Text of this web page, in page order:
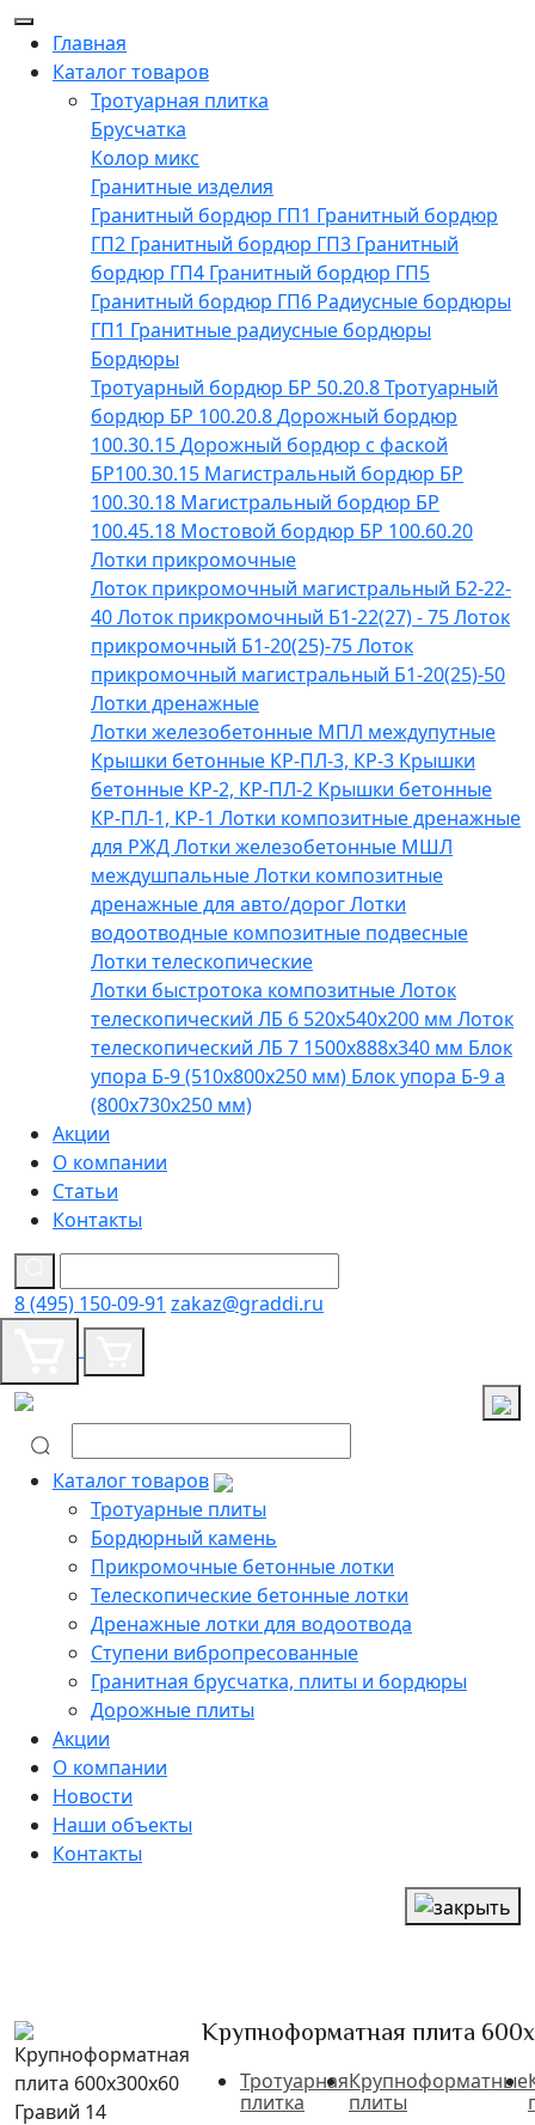
Главная
Каталог товаров
Тротуарная плитка
Брусчатка
Колор микс
Гранитные изделия
Гранитный бордюр ГП1 Гранитный бордюр
ГП2 Гранитный бордюр ГП3 Гранитный
бордюр ГП4 Гранитный бордюр ГП5
Гранитный бордюр ГП6 Радиусные бордюры
ГП1 Гранитные радиусные бордюры
Бордюры
Тротуарный бордюр БР 50.20.8Тротуарный
бордюр БР 100.20.8Дорожный бордюр
100.30.15Дорожный бордюр с фаской
БР100.30.15 Магистральный бордюр БР
100.30.18 Магистральный бордюр БР
100.45.18 Мостовой бордюр БР 100.60.20
Лотки прикромочные
Лоток прикромочный магистральный Б2-22-
40Лоток прикромочный Б1-22(27) - 75Лоток
прикромочный Б1-20(25)-75Лоток
прикромочный магистральный Б1-20(25)-50
Лотки дренажные
Лотки железобетонные МПЛ междупутные
Крышки бетонные КР-ПЛ-3, КР-3 Крышки
бетонные КР-2, КР-ПЛ-2 Крышки бетонные
КР-ПЛ-1, КР-1 Лотки композитные дренажные
для РЖДЛотки железобетонные МШЛ
междушпальныеЛотки композитные
дренажные для авто/дорогЛотки
водоотводные композитные подвесные
Лотки телескопические
Лотки быстротока композитныеЛоток
телескопический ЛБ 6 520х540х200 мм Лоток
телескопический ЛБ 7 1500х888х340 мм Блок
упора Б-9 (510х800х250 мм) Блок упора Б-9 а
(800х730х250 мм)
Акции
О компании
Статьи
Контакты
8 (495) 150-09-91 zakaz@graddi.ru
Каталог товаров
Тротуарные плиты
Бордюрный камень
Прикромочные бетонные лотки
Телескопические бетонные лотки
Дренажные лотки для водоотвода
Ступени вибропресованные
Гранитная брусчатка, плиты и бордюры
Дорожные плиты
Акции
О компании
Новости
Наши объекты
Контакты
Крупноформатная плита
Тротуарная
плитка
Крупноформатные
плиты